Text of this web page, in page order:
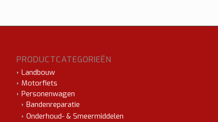
PRODUCTCATEGORIEËN
Landbouw
Motorfiets
Personenwagen
Bandenreparatie
Onderhoud- & Smeermiddelen